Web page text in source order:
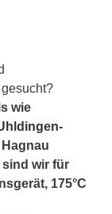
wie
sind wir für
175°C